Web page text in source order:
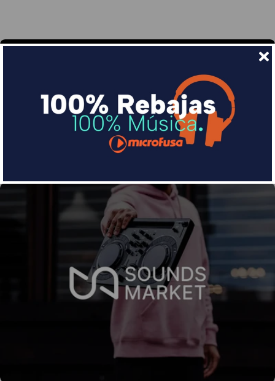
Divide en 3 sin coste o hasta en 18 meses por una
pequeña cuota al mes con Sequra
Más info